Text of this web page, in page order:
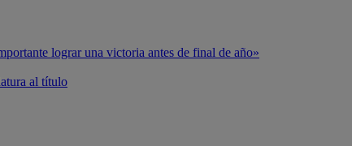
lograr una victoria antes de final de año»
al título